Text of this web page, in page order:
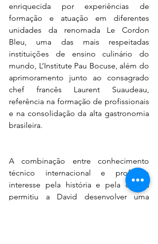
enriquecida por experiências de
formação e atuação em diferentes
unidades da renomada Le Cordon
Bleu, uma das mais respeitadas
instituições de ensino culinário do
mundo, L’Institute Pau Bocuse, além do
aprimoramento junto ao consagrado
chef francês Laurent Suaudeau,
referência na formação de profissionais
e na consolidação da alta gastronomia
brasileira.
A combinação entre conhecimento
técnico internacional e profundo
interesse pela história e pela cultura
permitiu a David desenvolver uma